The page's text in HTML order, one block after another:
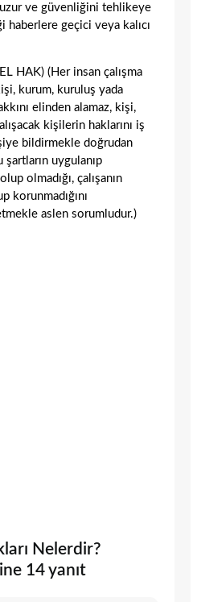
ve güvenliğini tehlikeye
geçici veya kalıcı
HAK) (Her insan çalışma
kurum, kuruluş yada
elinden alamaz, kişi,
kişilerin haklarını iş
bildirmekle doğrudan
uygulanıp
olmadığı, çalışanın
korunmadığını
aslen sorumludur.)
Nelerdir?
14 yanıt